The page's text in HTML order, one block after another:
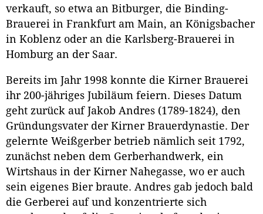
verkauft, so etwa an Bitburger, die Binding-
Brauerei in Frankfurt am Main, an Königsbacher
in Koblenz oder an die Karlsberg-Brauerei in
Homburg an der Saar.
Bereits im Jahr 1998 konnte die Kirner Brauerei
ihr 200-jähriges Jubiläum feiern. Dieses Datum
geht zurück auf Jakob Andres (1789-1824), den
Gründungsvater der Kirner Brauerdynastie. Der
gelernte Weißgerber betrieb nämlich seit 1792,
zunächst neben dem Gerberhandwerk, ein
Wirtshaus in der Kirner Nahegasse, wo er auch
sein eigenes Bier braute. Andres gab jedoch bald
die Gerberei auf und konzentrierte sich